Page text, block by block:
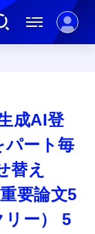
成AI登
パート毎
替え
要論文5
リー） 5